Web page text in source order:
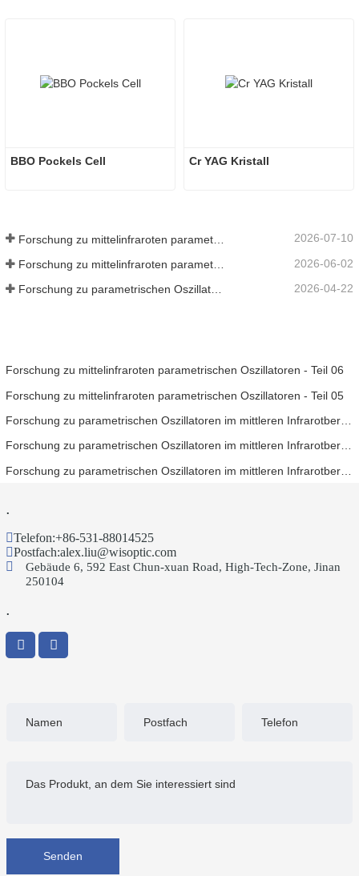
BBO Pockels Cell Cr YAG Kristall
2026-07-10
2026-06-02
2026-04-22
Forschung zu mittelinfraroten parametrischen Oszillatoren - Teil 06
Forschung zu mittelinfraroten parametrischen Oszillatoren - Teil 05
Forschung zu parametrischen Oszillatoren im mittleren Infrarotbereich – Teil 03
.
Telefon:+86-531-88014525
Postfach:alex.liu@wisoptic.com
Gebäude 6, 592 East Chun-xuan Road, High-Tech-Zone, Jinan
250104
.
Senden